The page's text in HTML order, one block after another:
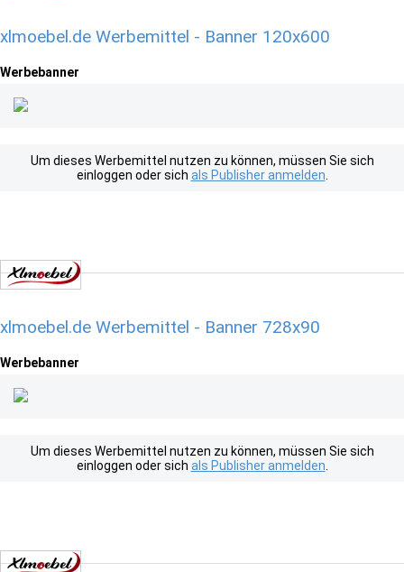
xlmoebel.de Werbemittel - Banner 120x600
Werbebanner
Um dieses Werbemittel nutzen zu können, müssen Sie sich
einloggen oder sich als Publisher anmelden
xlmoebel.de Werbemittel - Banner 728x90
Werbebanner
Um dieses Werbemittel nutzen zu können, müssen Sie sich
einloggen oder sich als Publisher anmelden